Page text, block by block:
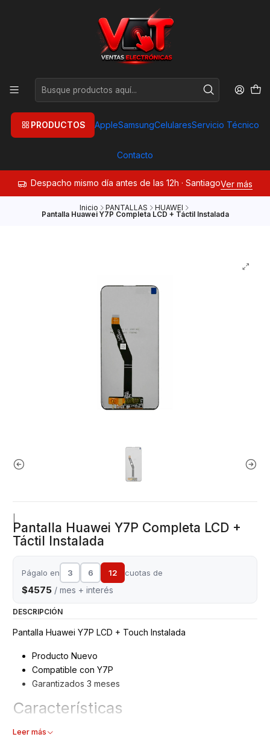
PRODUCTOS AppleSamsungCelularesServicio Técnico
Contacto
Despacho mismo día antes de las 12h · SantiagoVer más
Inicio PANTALLAS HUAWEI
Pantalla Huawei Y7P Completa LCD + Táctil Instalada
Pantalla Huawei Y7P Completa LCD +
Táctil Instalada
Págalo en 3 6 12 cuotas de
$4575 / mes + interés
DESCRIPCIÓN
Pantalla Huawei Y7P LCD + Touch Instalada
Producto Nuevo
Compatible con Y7P
Garantizados 3 meses
Características
Producto Garantizado
Leer más